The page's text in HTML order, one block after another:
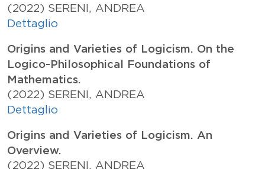
(2022) SERENI, ANDREA
Dettaglio
Origins and Varieties of Logicism. On the
Logico-Philosophical Foundations of
Mathematics.
(2022) SERENI, ANDREA
Dettaglio
Origins and Varieties of Logicism. An
Overview.
(2022) SERENI, ANDREA